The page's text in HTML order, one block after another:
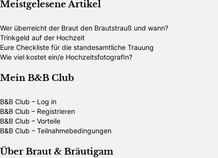
Meistgelesene Artikel
Wer überreicht der Braut den Brautstrauß und wann?
Trinkgeld auf der Hochzeit
Eure Checkliste für die standesamtliche Trauung
Wie viel kostet ein/e HochzeitsfotografIn?
Mein B&B Club
B&B Club – Log in
B&B Club – Registrieren
B&B Club – Vorteile
B&B Club – Teilnahmebedingungen
Über Braut & Bräutigam